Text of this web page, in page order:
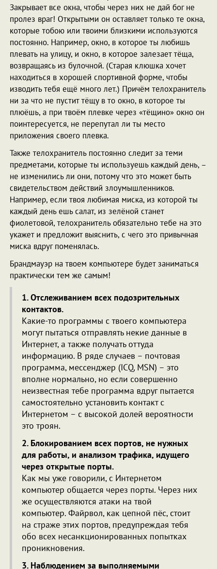
Закрывает все окна, чтобы через них не дай бог не
пролез враг! Открытыми он оставляет только те окна,
которые тобою или твоими близкими используются
постоянно. Например, окно, в которое ты любишь
плевать на улицу, и окно, в которое залезает тёща,
возвращаясь из булочной. (Старая клюшка хочет
находиться в хорошей спортивной форме, чтобы
изводить тебя ещё много лет.) Причём телохранитель
ни за что не пустит тёщу в то окно, в которое ты
плюёшь, а при твоём плевке через «тёщино» окно он
поинтересуется, не перепутал ли ты место
приложения своего плевка.
Также телохранитель постоянно следит за теми
предметами, которые ты используешь каждый день, –
не изменились ли они, потому что это может быть
свидетельством действий злоумышленников.
Например, если твоя любимая миска, из которой ты
каждый день ешь салат, из зелёной станет
фиолетовой, телохранитель обязательно тебе на это
укажет и предложит выяснить, с чего это привычная
миска вдруг поменялась.
Брандмауэр на твоем компьютере будет заниматься
практически тем же самым!
1. Отслеживанием всех подозрительных
контактов.
Какие-то программы с твоего компьютера
могут пытаться отправлять некие данные в
Интернет, а также получать оттуда
информацию. В ряде случаев – почтовая
программа, мессенджер (ICQ, MSN) – это
вполне нормально, но если совершенно
неизвестная тебе программа вдруг пытается
самостоятельно установить контакт с
Интернетом – с высокой долей вероятности
это троян.
2. Блокированием всех портов, не нужных
для работы, и анализом трафика, идущего
через открытые порты.
Как мы уже говорили, с Интернетом
компьютер общается через порты. Через них
же осуществляются атаки на твой
компьютер. Файрвол, как цепной пёс, стоит
на страже этих портов, предупреждая тебя
обо всех несанкционированных попытках
проникновения.
3. Наблюдением за выполняемыми